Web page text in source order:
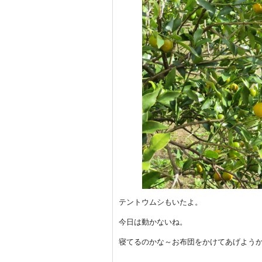
テントウムシもいたよ。
今日は動かないね。
寝てるのかな～お布団をかけてあげよう